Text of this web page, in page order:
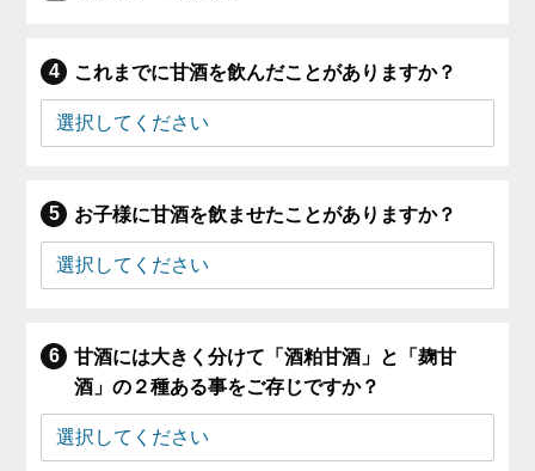
これまでに甘酒を飲んだことがありますか？
お子様に甘酒を飲ませたことがありますか？
甘酒には大きく分けて「酒粕甘酒」と「麹甘
酒」の２種ある事をご存じですか？